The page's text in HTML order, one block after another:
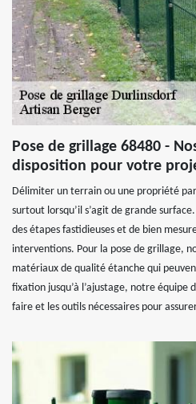
Pose de grillage 68480 -
disposition pour votre
Délimiter un terrain ou une propriété
surtout lorsqu’il s’agit de grande
des étapes fastidieuses et de bien
interventions. Pour la pose de grillage,
matériaux de qualité étanche qui
fixation jusqu’à l’ajustage, notre équipe
faire et les outils nécessaires pour